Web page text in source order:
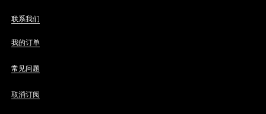
联系我们
我的订单
常见问题
取消订阅